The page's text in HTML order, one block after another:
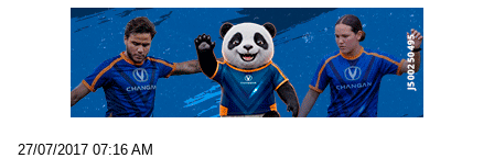
27/07/2017 07:16 AM